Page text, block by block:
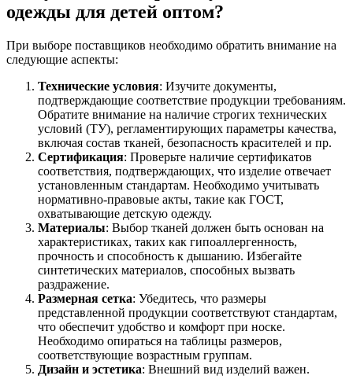
одежды для детей оптом?
При выборе поставщиков необходимо обратить внимание на
следующие аспекты:
Технические условия: Изучите документы,
подтверждающие соответствие продукции требованиям.
Обратите внимание на наличие строгих технических
условий (ТУ), регламентирующих параметры качества,
включая состав тканей, безопасность красителей и пр.
Сертификация: Проверьте наличие сертификатов
соответствия, подтверждающих, что изделие отвечает
установленным стандартам. Необходимо учитывать
нормативно-правовые акты, такие как ГОСТ,
охватывающие детскую одежду.
Материалы: Выбор тканей должен быть основан на
характеристиках, таких как гипоаллергенность,
прочность и способность к дышанию. Избегайте
синтетических материалов, способных вызвать
раздражение.
Размерная сетка: Убедитесь, что размеры
представленной продукции соответствуют стандартам,
что обеспечит удобство и комфорт при носке.
Необходимо опираться на таблицы размеров,
соответствующие возрастным группам.
Дизайн и эстетика: Внешний вид изделий важен.